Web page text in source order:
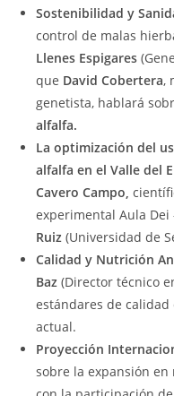
Sostenibilidad y
control de malas
Llenes Espigares
que David Cobertera,
genetista, hablará
alfalfa.
La optimización del
alfalfa en el Valle del
Cavero Campo,
experimental Aula Dei
Ruiz (Universidad de
Calidad y Nutrición
Baz (Director técnico
estándares de
actual.
Proyección
sobre la expansión